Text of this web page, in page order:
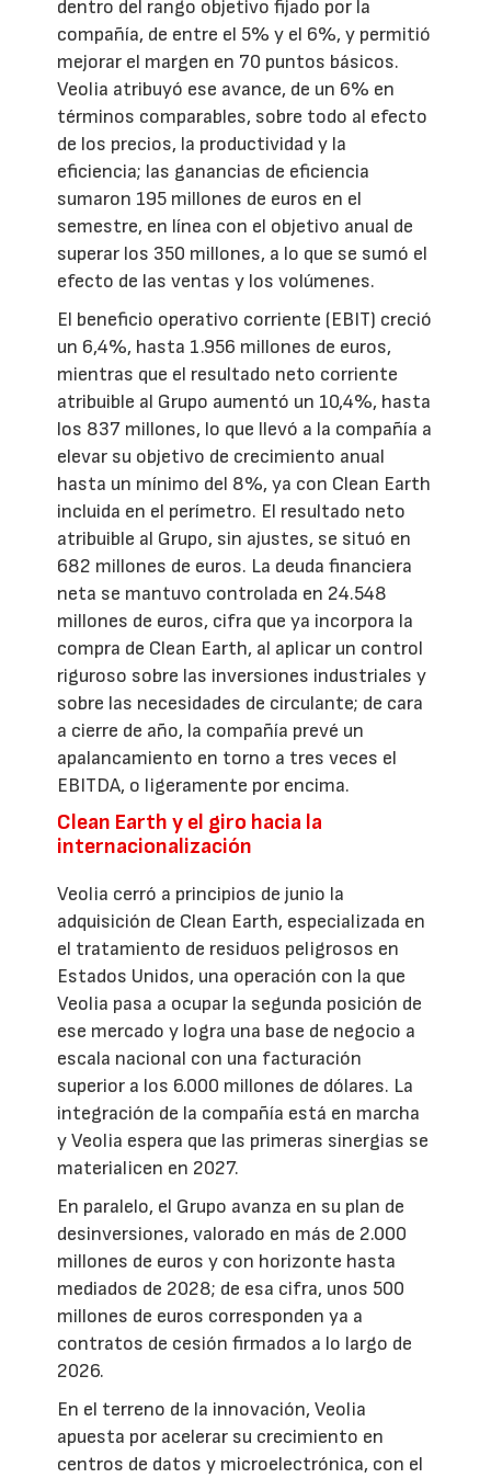
dentro del rango objetivo fijado por la
compañía, de entre el 5% y el 6%, y permitió
mejorar el margen en 70 puntos básicos.
Veolia atribuyó ese avance, de un 6% en
términos comparables, sobre todo al efecto
de los precios, la productividad y la
eficiencia; las ganancias de eficiencia
sumaron 195 millones de euros en el
semestre, en línea con el objetivo anual de
superar los 350 millones, a lo que se sumó el
efecto de las ventas y los volúmenes.
El beneficio operativo corriente (EBIT) creció
un 6,4%, hasta 1.956 millones de euros,
mientras que el resultado neto corriente
atribuible al Grupo aumentó un 10,4%, hasta
los 837 millones, lo que llevó a la compañía a
elevar su objetivo de crecimiento anual
hasta un mínimo del 8%, ya con Clean Earth
incluida en el perímetro. El resultado neto
atribuible al Grupo, sin ajustes, se situó en
682 millones de euros. La deuda financiera
neta se mantuvo controlada en 24.548
millones de euros, cifra que ya incorpora la
compra de Clean Earth, al aplicar un control
riguroso sobre las inversiones industriales y
sobre las necesidades de circulante; de cara
a cierre de año, la compañía prevé un
apalancamiento en torno a tres veces el
EBITDA, o ligeramente por encima.
Clean Earth y el giro hacia la
internacionalización
Veolia cerró a principios de junio la
adquisición de Clean Earth, especializada en
el tratamiento de residuos peligrosos en
Estados Unidos, una operación con la que
Veolia pasa a ocupar la segunda posición de
ese mercado y logra una base de negocio a
escala nacional con una facturación
superior a los 6.000 millones de dólares. La
integración de la compañía está en marcha
y Veolia espera que las primeras sinergias se
materialicen en 2027.
En paralelo, el Grupo avanza en su plan de
desinversiones, valorado en más de 2.000
millones de euros y con horizonte hasta
mediados de 2028; de esa cifra, unos 500
millones de euros corresponden ya a
contratos de cesión firmados a lo largo de
2026.
En el terreno de la innovación, Veolia
apuesta por acelerar su crecimiento en
centros de datos y microelectrónica, con el